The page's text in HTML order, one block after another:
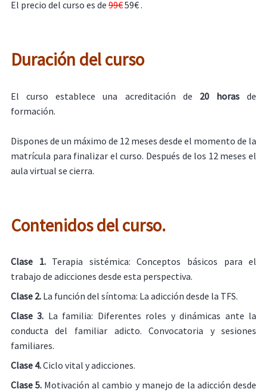
El precio del curso es de 99€59€ .
Duración del curso
El curso establece una acreditación de 20 horasde
formación.
Dispones de un máximo de 12 meses desde el momento de la
matrícula para finalizar el curso. Después de los 12 meses el
aula virtual se cierra.
Contenidos del curso.
Clase 1. Terapia sistémica: Conceptos básicos para el
trabajo de adicciones desde esta perspectiva.
Clase 2. La función del síntoma: La adicción desde la TFS.
Clase 3. La familia: Diferentes roles y dinámicas ante la
conducta del familiar adicto. Convocatoria y sesiones
familiares.
Clase 4.Ciclo vital y adicciones.
Clase 5. Motivación al cambio y manejo de la adicción desde